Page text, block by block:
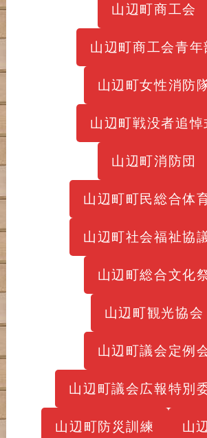
山辺町商工会
山辺町商工会青年
山辺町女性消防
山辺町戦没者追悼
山辺町消防団
山辺町町民総合体
山辺町社会福祉協
山辺町総合文化
山辺町観光協会
山辺町議会定例
山辺町議会広報特別
山辺町防災訓練 山